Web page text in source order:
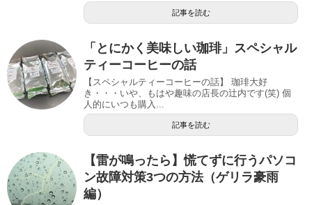
記事を読む
「とにかく美味しい珈琲」スペシャル
ティーコーヒーの話
【スペシャルティーコーヒーの話】 珈琲大好
き・・・いや、もはや趣味の店長の辻内です(笑) 個
人的にいつも購入...
記事を読む
【雷が鳴ったら】慌てずに行うパソコ
ン故障対策3つの方法（ゲリラ豪雨
編）